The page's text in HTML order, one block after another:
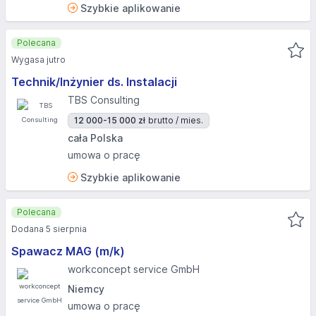
Szybkie aplikowanie
Technik/Inżynier ds. Instalacji
TBS Consulting
12 000-15 000 zł brutto / mies.
cała Polska
umowa o pracę
Szybkie aplikowanie
Polecana
Wygasa jutro
Spawacz MAG (m/k)
workconcept service GmbH
Niemcy
umowa o pracę
Polecana
Dodana 5 sierpnia